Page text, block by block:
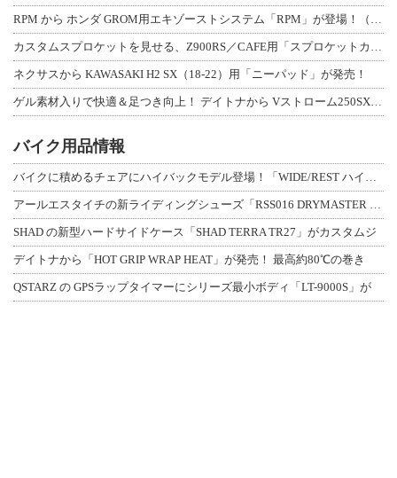
RPM から ホンダ GROM用エキゾーストシステム「RPM」が登場！（動画あり
カスタムスプロケットを見せる、Z900RS／CAFE用「スプロケットカバーフルキ
ネクサスから KAWASAKI H2 SX（18-22）用「ニーパッド」が発売！
ゲル素材入りで快適＆足つき向上！ デイトナから Vストローム250SX用「快適ロ
バイク用品情報
バイクに積めるチェアにハイバックモデル登場！「WIDE/REST ハイバックチェ
アールエスタイチの新ライディングシューズ「RSS016 DRYMASTER スト
SHAD の新型ハードサイドケース「SHAD TERRA TR27」がカスタムジ
デイトナから「HOT GRIP WRAP HEAT」が発売！ 最高約80℃の巻き
QSTARZ の GPSラップタイマーにシリーズ最小ボディ「LT-9000S」が